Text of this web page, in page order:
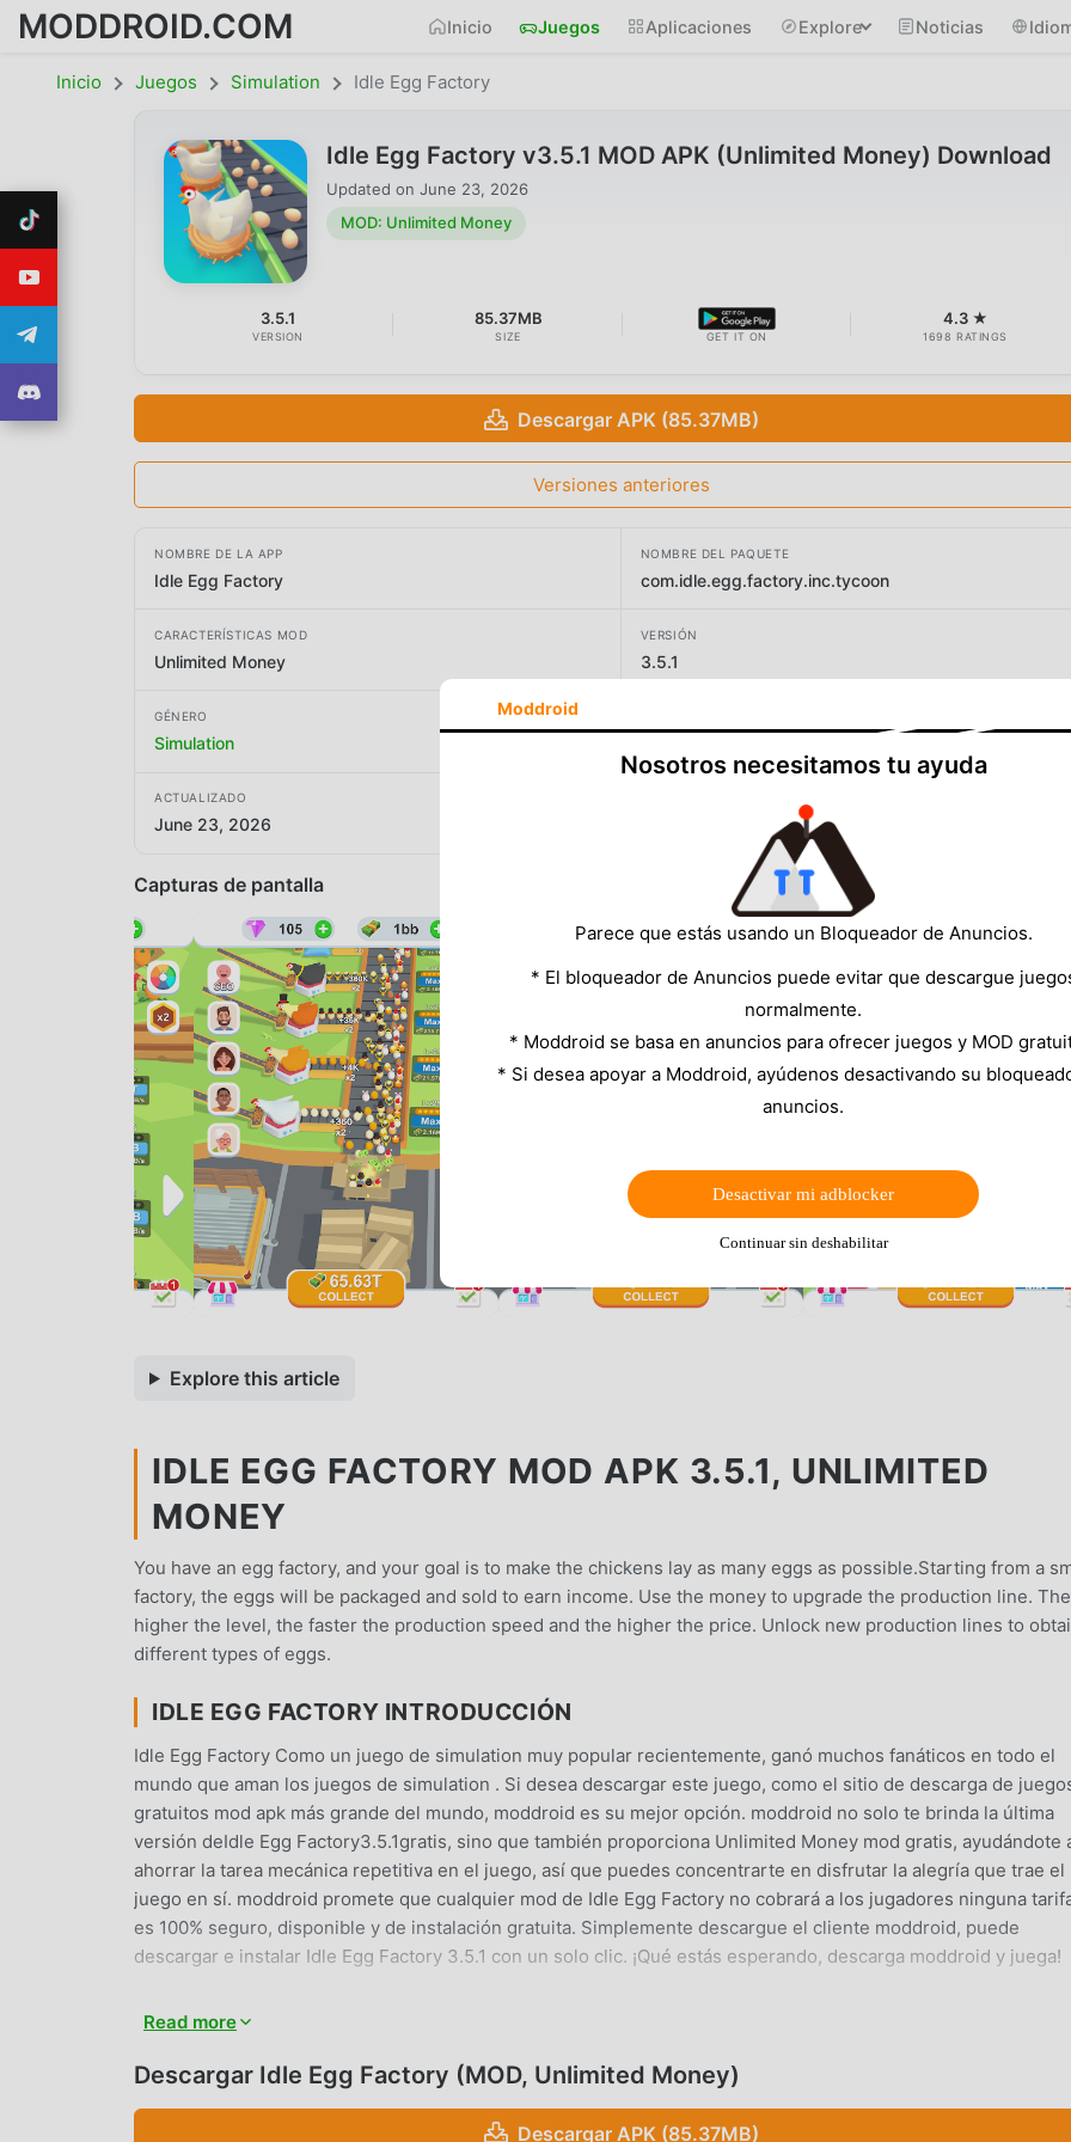
MODDROID.COM Inicio Juegos Aplicaciones Explore Noticias
Inicio Juegos Simulation Idle Egg Factory
Idle Egg Factory v3.5.1 MOD APK (Unlimited Money) Download
Updated on June 23, 2026
MOD: Unlimited Money
3.5.1
VERSION
85.37MB
SIZE GET IT ON
4.3 ★
1698 RATINGS
Descargar APK (85.37MB)
Versiones anteriores
NOMBRE DE LA APP
Idle Egg Factory
NOMBRE DEL PAQUETE
com.idle.egg.factory.inc.tycoon
CARACTERÍSTICAS MOD
Unlimited Money
VERSIÓN
3.5.1
GÉNERO
Simulation
ACTUALIZADO
June 23, 2026
Capturas de pantalla
Explore this article
IDLE EGG FACTORY MOD APK 3.5.1, UNLIMITED
MONEY
You have an egg factory, and your goal is to make the chickens lay as many eggs as possible.Starting from a
factory, the eggs will be packaged and sold to earn income. Use the money to upgrade the production line. The
higher the level, the faster the production speed and the higher the price. Unlock new production lines to
different types of eggs.
IDLE EGG FACTORY INTRODUCCIÓN
Idle Egg Factory Como un juego de simulation muy popular recientemente, ganó muchos fanáticos en todo el
mundo que aman los juegos de simulation . Si desea descargar este juego, como el sitio de descarga de
gratuitos mod apk más grande del mundo, moddroid es su mejor opción. moddroid no solo te brinda la última
versión deIdle Egg Factory3.5.1gratis, sino que también proporciona Unlimited Money mod gratis, ayudándote
ahorrar la tarea mecánica repetitiva en el juego, así que puedes concentrarte en disfrutar la alegría que trae el
juego en sí. moddroid promete que cualquier mod de Idle Egg Factory no cobrará a los jugadores ninguna
es 100% seguro, disponible y de instalación gratuita. Simplemente descargue el cliente moddroid, puede
descargar e instalar Idle Egg Factory 3.5.1 con un solo clic. ¡Qué estás esperando, descarga moddroid y juega!
JUGABILIDAD ÚNICA
cantidad de fanáticos en todo el mundo. A diferencia de los juegos tradicionales de simulation , en Idle Egg
solo necesitas pasar por el tutorial para principiantes, por lo que puedes comenzar fácilmente todo el juego y
Read more
Descargar Idle Egg Factory (MOD, Unlimited Money)
Descargar APK (85.37MB)
Moddroid
Nosotros necesitamos tu ayuda
Parece que estás usando un Bloqueador de Anuncios.
* El bloqueador de Anuncios puede evitar que descargue
normalmente.
* Moddroid se basa en anuncios para ofrecer juegos y MOD
* Si desea apoyar a Moddroid, ayúdenos desactivando su
anuncios.
Desactivar mi adblocker
Continuar sin deshabilitar